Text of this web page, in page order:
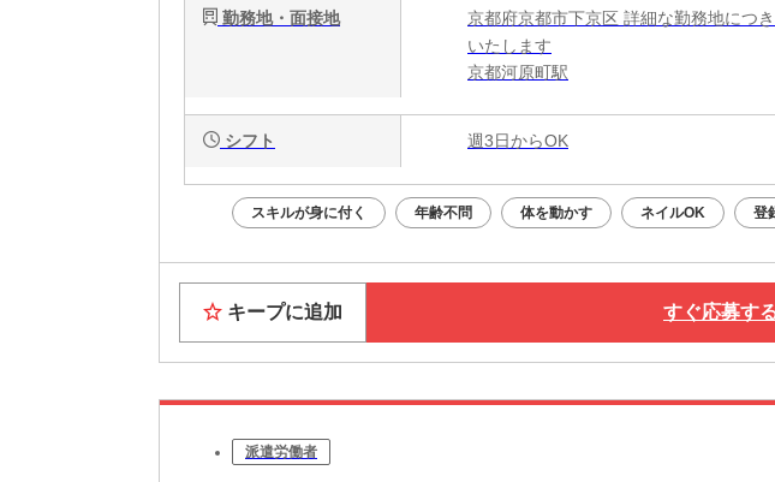
勤務地・面接地
京都府京都市下京区 詳細な勤務地につ
いたします
京都河原町駅
シフト 週3日からOK
スキルが身に付く 年齢不問 体を動かす ネイルOK 登
キープに追加 すぐ応募す
派遣労働者